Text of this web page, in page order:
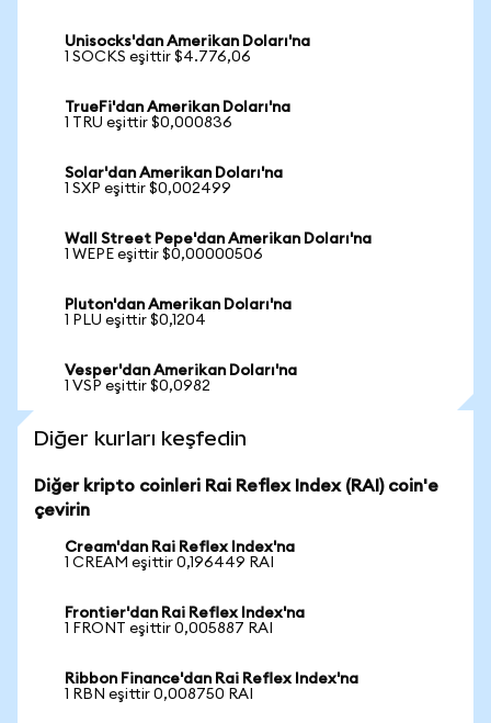
Unisocks'dan Amerikan Doları'na
1 SOCKS eşittir $4.776,06
TrueFi'dan Amerikan Doları'na
1 TRU eşittir $0,000836
Solar'dan Amerikan Doları'na
1 SXP eşittir $0,002499
Wall Street Pepe'dan Amerikan Doları'na
1 WEPE eşittir $0,00000506
Pluton'dan Amerikan Doları'na
1 PLU eşittir $0,1204
Vesper'dan Amerikan Doları'na
1 VSP eşittir $0,0982
Diğer kurları keşfedin
Diğer kripto coinleri Rai Reflex Index (RAI) coin'e
çevirin
Cream'dan Rai Reflex Index'na
1 CREAM eşittir 0,196449 RAI
Frontier'dan Rai Reflex Index'na
1 FRONT eşittir 0,005887 RAI
Ribbon Finance'dan Rai Reflex Index'na
1 RBN eşittir 0,008750 RAI